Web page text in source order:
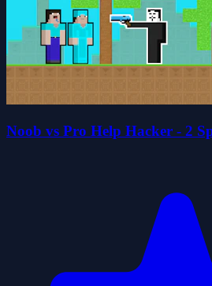
Noob vs Pro Help Hacker - 2